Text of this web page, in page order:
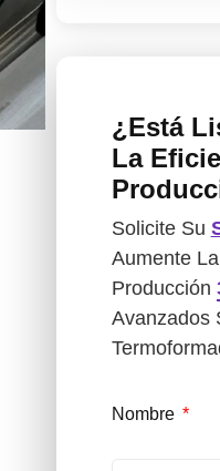
¿Está
La
Solicite Su
Aumente
Producción
Avanzados
Nombre